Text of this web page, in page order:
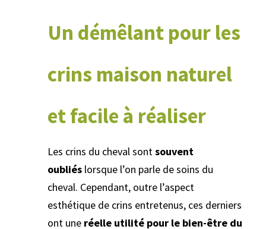
Un démêlant pour les
crins maison naturel
et facile à réaliser
Les crins du cheval sontsouvent
oubliés lorsque l’on parle de soins du
cheval. Cependant, outre l’aspect
esthétique de crins entretenus, ces derniers
ont une réelle utilité pour le bien-être du